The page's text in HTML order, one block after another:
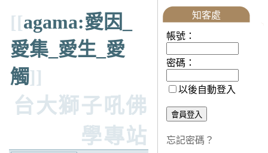
[[agama:愛因_
愛集_愛生_愛
觸]]
台大獅子吼佛
學專站
知客處
帳號：
密碼：
以後自動登入
忘記密碼？